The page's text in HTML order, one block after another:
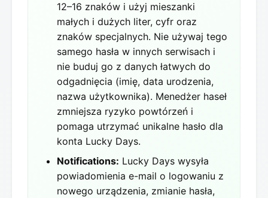
12–16 znaków i użyj mieszanki
małych i dużych liter, cyfr oraz
znaków specjalnych. Nie używaj tego
samego hasła w innych serwisach i
nie buduj go z danych łatwych do
odgadnięcia (imię, data urodzenia,
nazwa użytkownika). Menedżer haseł
zmniejsza ryzyko powtórzeń i
pomaga utrzymać unikalne hasło dla
konta Lucky Days.
Notifications: Lucky Days wysyła
powiadomienia e-mail o logowaniu z
nowego urządzenia, zmianie hasła,